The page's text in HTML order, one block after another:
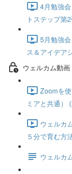
4月勉強
トステップ第
5月勉強
ス＆アイデア
ウェルカム動画
Zoomを
ミアと共通）
ウェルカ
５分で育む方
ウェルカ